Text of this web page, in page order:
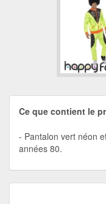
Ce que contient le
Pantalon vert néon
années 80.